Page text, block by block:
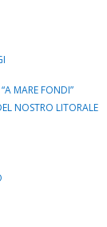
MARE FONDI”
NOSTRO LITORALE